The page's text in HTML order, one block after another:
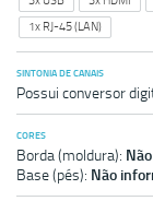
1x RJ-45 (LAN)
SINTONIA DE CANAIS
Possui conversor
CORES
Borda (moldura):
Base (pés): Não